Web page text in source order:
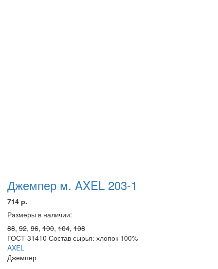
Джемпер м. AXEL 203-1
714 р.
Размеры в наличии:
88, 92, 96, 100, 104, 108
ГОСТ 31410 Состав сырья: хлопок 100%
AXEL
Джемпер